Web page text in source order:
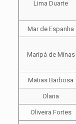
Lima Duarte
Mar de Espanha
Maripá de Minas
Matias Barbosa
Olaria
Oliveira Fortes